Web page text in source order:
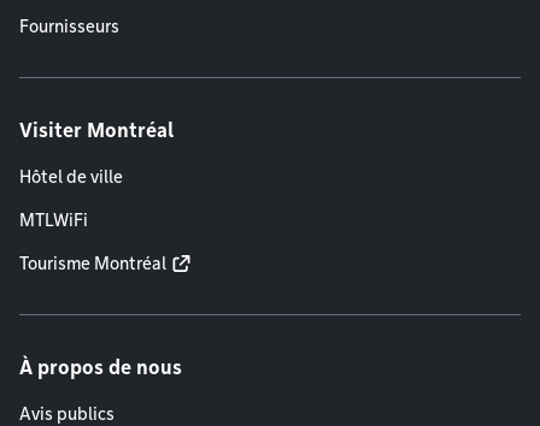
Fournisseurs
Visiter Montréal
Hôtel de ville
MTLWiFi
Tourisme Montréal
À propos de nous
Avis publics